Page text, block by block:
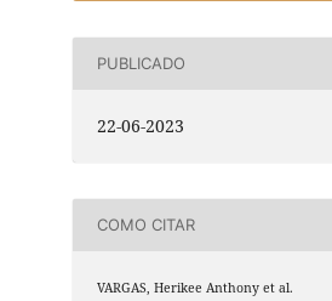
PUBLICADO
22-06-2023
COMO CITAR
VARGAS, Herikee Anthony et al.